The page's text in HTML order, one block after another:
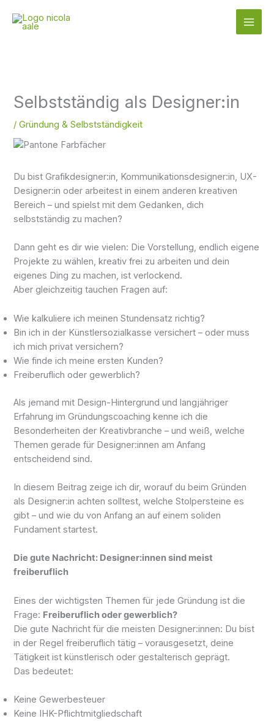
Inhalt
Selbstständig als Designer:in
/Gründung & Selbstständigkeit
Du bist Grafikdesigner:in, Kommunikationsdesigner:in, UX-
Designer:in oder arbeitest in einem anderen kreativen
Bereich – und spielst mit dem Gedanken, dich
selbstständig zu machen?
Dann geht es dir wie vielen: Die Vorstellung, endlich eigene
Projekte zu wählen, kreativ frei zu arbeiten und dein
eigenes Ding zu machen, ist verlockend.
Aber gleichzeitig tauchen Fragen auf:
Wie kalkuliere ich meinen Stundensatz richtig?
Bin ich in der Künstlersozialkasse versichert – oder muss
ich mich privat versichern?
Wie finde ich meine ersten Kunden?
Freiberuflich oder gewerblich?
Als jemand mit Design-Hintergrund und langjähriger
Erfahrung im Gründungscoaching kenne ich die
Besonderheiten der Kreativbranche – und weiß, welche
Themen gerade für Designer:innen am Anfang
entscheidend sind.
In diesem Beitrag zeige ich dir, worauf du beim Gründen
als Designer:in achten solltest, welche Stolpersteine es
gibt – und wie du von Anfang an auf einem soliden
Fundament startest.
Die gute Nachricht: Designer:innen sind meist
freiberuflich
Eines der wichtigsten Themen für jede Gründung ist die
Frage: Freiberuflich oder gewerblich?
Die gute Nachricht für die meisten Designer:innen: Du bist
in der Regel freiberuflich tätig – vorausgesetzt, deine
Tätigkeit ist künstlerisch oder gestalterisch geprägt.
Das bedeutet:
Keine Gewerbesteuer
Keine IHK-Pflichtmitgliedschaft